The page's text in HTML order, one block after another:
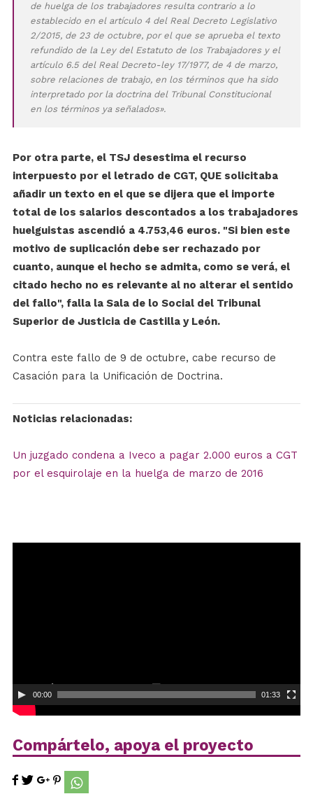
de huelga de los trabajadores resulta contrario a lo
establecido en el artículo 4 del Real Decreto Legislativo
2/2015, de 23 de octubre, por el que se aprueba el texto
refundido de la Ley del Estatuto de los Trabajadores y el
artículo 6.5 del Real Decreto-ley 17/1977, de 4 de marzo,
sobre relaciones de trabajo, en los términos que ha sido
interpretado por la doctrina del Tribunal Constitucional
en los términos ya señalados».
Por otra parte, el TSJ desestima el recurso
interpuesto por el letrado de CGT, QUE solicitaba
añadir un texto en el que se dijera que el importe
total de los salarios descontados a los trabajadores
huelguistas ascendió a 4.753,46 euros. "Si bien este
motivo de suplicación debe ser rechazado por
cuanto, aunque el hecho se admita, como se verá, el
citado hecho no es relevante al no alterar el sentido
del fallo", falla la Sala de lo Social del Tribunal
Superior de Justicia de Castilla y León.
Contra este fallo de 9 de octubre, cabe recurso de
Casación para la Unificación de Doctrina.
Noticias relacionadas:
Un juzgado condena a Iveco a pagar 2.000 euros a CGT
por el esquirolaje en la huelga de marzo de 2016
00:00 01:33
Compártelo, apoya el proyecto